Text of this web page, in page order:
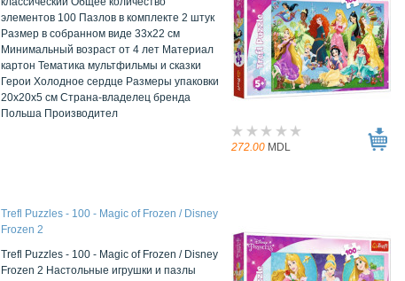
элементов 100 Пазлов в комплекте 2 штук
Размер в собранном виде 33x22 см
Минимальный возраст от 4 лет Материал
картон Тематика мультфильмы и сказки
Герои Холодное сердце Размеры упаковки
20x20x5 см Страна-владелец бренда
Польша Производител
272.00 MDL
Trefl Puzzles - 100 - Magic of Frozen / Disney
Frozen 2
Trefl Puzzles - 100 - Magic of Frozen / Disney
Frozen 2 Настольные игрушки и пазлы